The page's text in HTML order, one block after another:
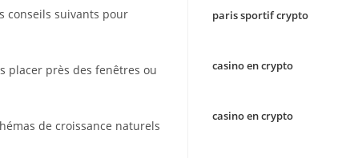
conseils suivants pour
placer près des fenêtres ou
de croissance naturels
paris sportif crypto
casino en crypto
casino en crypto